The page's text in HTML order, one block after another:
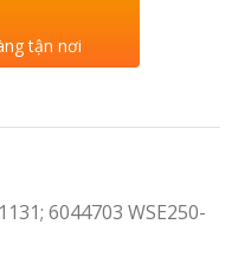
tận nơi
6044703 WSE250-